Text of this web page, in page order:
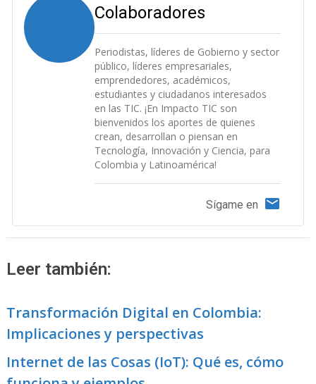
Colaboradores
Periodistas, líderes de Gobierno y sector
público, líderes empresariales,
emprendedores, académicos,
estudiantes y ciudadanos interesados
en las TIC. ¡En Impacto TIC son
bienvenidos los aportes de quienes
crean, desarrollan o piensan en
Tecnología, Innovación y Ciencia, para
Colombia y Latinoamérica!
Sígame en
Leer también:
Transformación Digital en Colombia:
Implicaciones y perspectivas
Internet de las Cosas (IoT): Qué es, cómo